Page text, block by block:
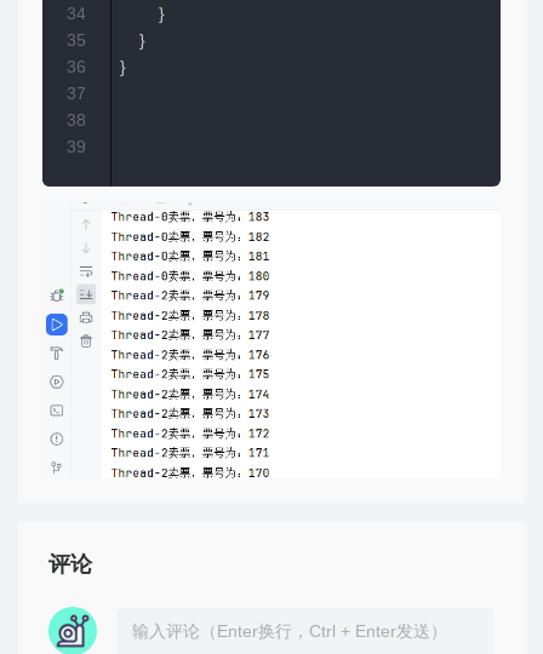
}
}
}
34
35
36
37
38
39
评论